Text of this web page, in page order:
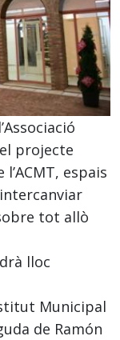
projecte
espais
tot allò
lloc
Municipal
de Ramón